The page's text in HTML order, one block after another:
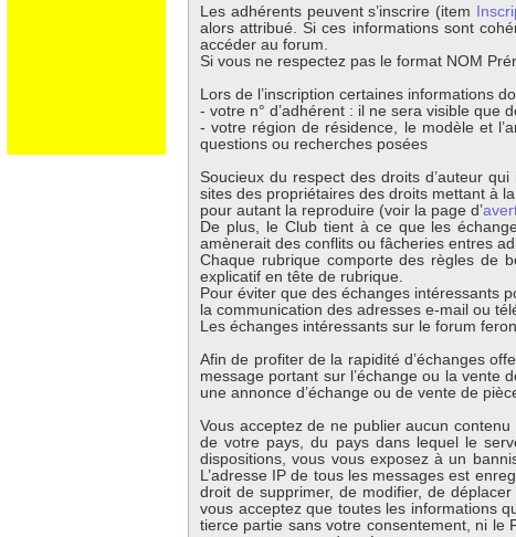
Les adhérents peuvent s’inscrire (item
alors attribué. Si ces informations sont
accéder au forum.
Si vous ne respectez pas le format NOM
Lors de l’inscription certaines informations
- votre n° d’adhérent : il ne sera visible que
- votre région de résidence, le modèle et
questions ou recherches posées
Soucieux du respect des droits d’auteur
sites des propriétaires des droits mettant à
pour autant la reproduire (voir la page d’
De plus, le Club tient à ce que les
amènerait des conflits ou fâcheries entres
Chaque rubrique comporte des règles de
explicatif en tête de rubrique.
Pour éviter que des échanges intéressants
la communication des adresses e-mail ou
Les échanges intéressants sur le forum
Afin de profiter de la rapidité d’échanges
message portant sur l’échange ou la vente
une annonce d’échange ou de vente de
Vous acceptez de ne publier aucun
de votre pays, du pays dans lequel le
dispositions, vous vous exposez à un
L’adresse IP de tous les messages est
droit de supprimer, de modifier, de
vous acceptez que toutes les informations
tierce partie sans votre consentement, ni le